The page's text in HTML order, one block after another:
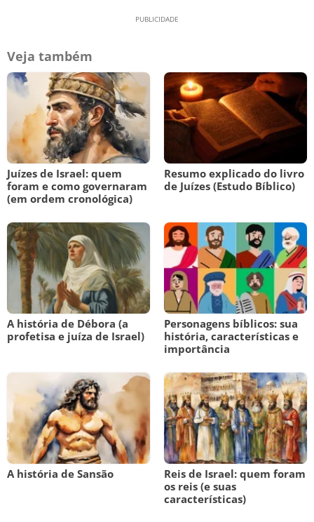
Veja também
Juízes de Israel: quem
foram e como governaram
(em ordem cronológica)
Resumo explicado do livro
de Juízes (Estudo Bíblico)
A história de Débora (a
profetisa e juíza de Israel)
Personagens bíblicos: sua
história, características e
importância
A história de Sansão
Reis de Israel: quem foram
os reis (e suas
características)